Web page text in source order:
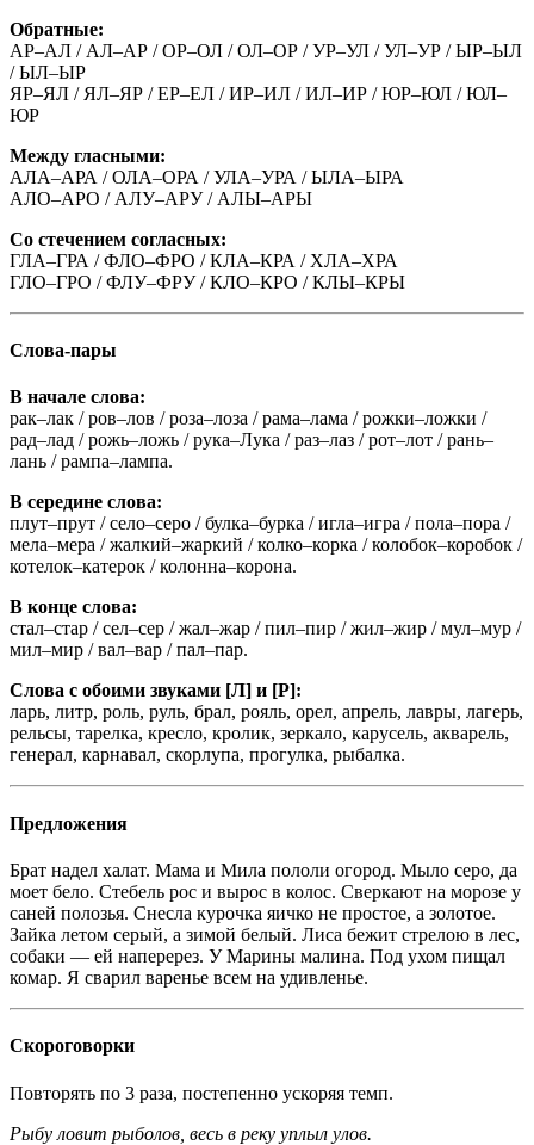
Обратные:
АР–АЛ / АЛ–АР / ОР–ОЛ / ОЛ–ОР / УР–УЛ / УЛ–УР / ЫР–ЫЛ
/ ЫЛ–ЫР
ЯР–ЯЛ / ЯЛ–ЯР / ЕР–ЕЛ / ИР–ИЛ / ИЛ–ИР / ЮР–ЮЛ / ЮЛ–
ЮР
Между гласными:
АЛА–АРА / ОЛА–ОРА / УЛА–УРА / ЫЛА–ЫРА
АЛО–АРО / АЛУ–АРУ / АЛЫ–АРЫ
Со стечением согласных:
ГЛА–ГРА / ФЛО–ФРО / КЛА–КРА / ХЛА–ХРА
ГЛО–ГРО / ФЛУ–ФРУ / КЛО–КРО / КЛЫ–КРЫ
Слова-пары
В начале слова:
рак–лак / ров–лов / роза–лоза / рама–лама / рожки–ложки /
рад–лад / рожь–ложь / рука–Лука / раз–лаз / рот–лот / рань–
лань / рампа–лампа.
В середине слова:
плут–прут / село–серо / булка–бурка / игла–игра / пола–пора /
мела–мера / жалкий–жаркий / колко–корка / колобок–коробок /
котелок–катерок / колонна–корона.
В конце слова:
стал–стар / сел–сер / жал–жар / пил–пир / жил–жир / мул–мур /
мил–мир / вал–вар / пал–пар.
Слова с обоими звуками [Л] и [Р]:
ларь, литр, роль, руль, брал, рояль, орел, апрель, лавры, лагерь,
рельсы, тарелка, кресло, кролик, зеркало, карусель, акварель,
генерал, карнавал, скорлупа, прогулка, рыбалка.
Предложения
Брат надел халат. Мама и Мила пололи огород. Мыло серо, да
моет бело. Стебель рос и вырос в колос. Сверкают на морозе у
саней полозья. Снесла курочка яичко не простое, а золотое.
Зайка летом серый, а зимой белый. Лиса бежит стрелою в лес,
собаки — ей наперерез. У Марины малина. Под ухом пищал
комар. Я сварил варенье всем на удивленье.
Скороговорки
Повторять по 3 раза, постепенно ускоряя темп.
Рыбу ловит рыболов, весь в реку уплыл улов.